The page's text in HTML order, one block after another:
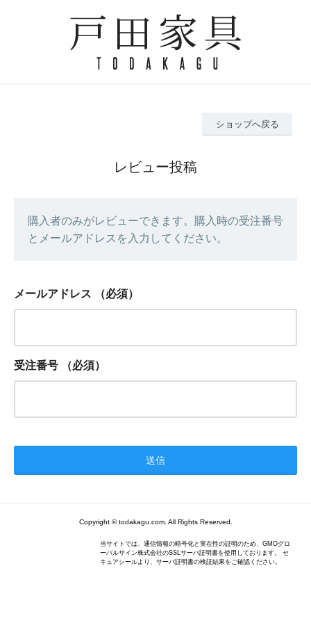
ショップへ戻る
レビュー投稿
購入者のみがレビューできます。購入時の受注番号
とメールアドレスを入力してください。
メールアドレス （必須）
受注番号 （必須）
Copyright © todakagu.com. All Rights Reserved.
当サイトでは、通信情報の暗号化と実在性の証明のため、GMOグロ
ーバルサイン株式会社のSSLサーバ証明書を使用しております。 セ
キュアシールより、サーバ証明書の検証結果をご確認ください。